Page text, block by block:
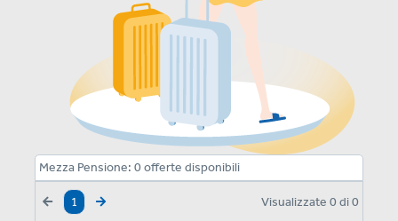
Mezza Pensione: 0offerte disponibili
1 Visualizzate 0 di0